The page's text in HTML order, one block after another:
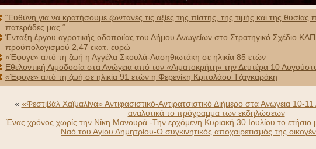
“Ευθύνη για να κρατήσουμε ζωντανές τις αξίες της πίστης, της τιμής και της
πατεράδες μας “
Ένταξη έργου αγροτικής οδοποιίας του Δήμου Ανωγείων στο Στρατηγικό Σχέδιο
προϋπολογισμού 2,47 εκατ. ευρώ
«Έφυγε» από τη ζωή η Αγγέλα Σκουλά-Λασηθιωτάκη σε ηλικία 85 ετών
Εθελοντική Αιμοδοσία στα Ανώγεια από τον «Αιματοκρήτη» την Δευτέρα 10
«Έφυγε» από τη ζωή σε ηλικία 91 ετών η Φερενίκη Κριτολάου Τζαγκαράκη
« «Φεστιβάλ Χαϊμαλίνα» Αντιφασιστικό-Αντιρατσιστικό Διήμερο στα Ανώγεια 10-
αναλυτικά το πρόγραμμα των εκδηλώσεων
Ένας χρόνος χωρίς την Νίκη Μανουρά -Την ερχόμενη Κυριακή 30 Ιουλίου το ετήσιο
Ναό του Αγίου Δημητρίου-Ο συγκινητικός αποχαιρετισμός της